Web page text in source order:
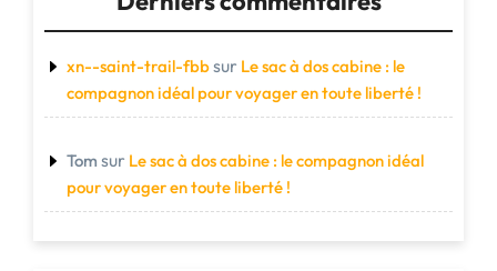
xn--saint-trail-fbbsur Le sac à dos cabine : le
compagnon idéal pour voyager en toute liberté !
Tom sur Le sac à dos cabine : le compagnon idéal
pour voyager en toute liberté !